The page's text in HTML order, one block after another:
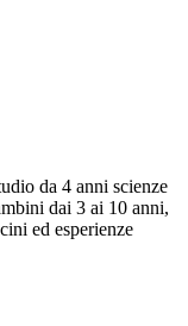
da 4 anni scienze
dai 3 ai 10 anni,
ed esperienze